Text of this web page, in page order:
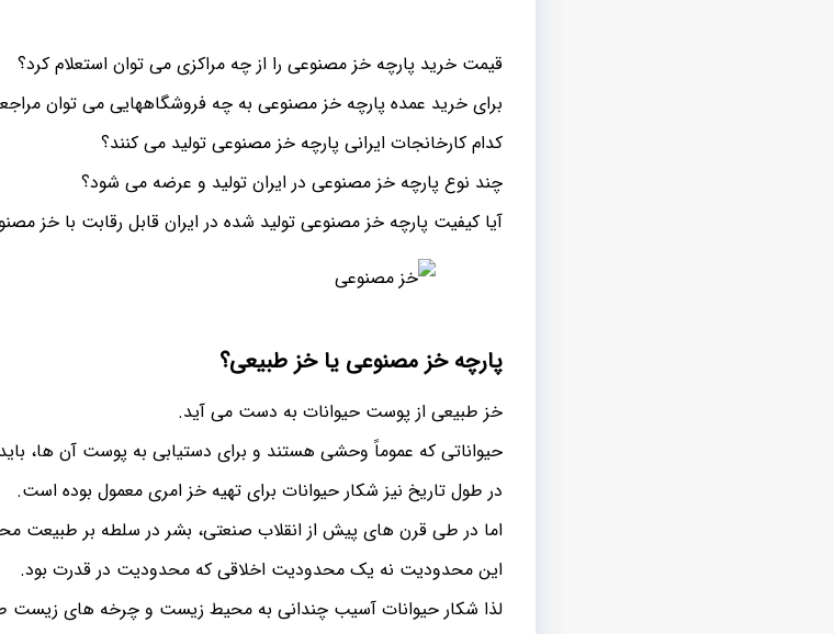
قیمت خرید پارچه خز مصنوعی را از چه مراکزی می توان استعلام کرد؟
برای خرید عمده پارچه خز مصنوعی به چه فروشگاههایی می توان
کدام کارخانجات ایرانی پارچه خز مصنوعی تولید می کنند؟
چند نوع پارچه خز مصنوعی در ایران تولید و عرضه می شود؟
آیا کیفیت پارچه خز مصنوعی تولید شده در ایران قابل رقابت با خز
پارچه خز مصنوعی یا خز طبیعی؟
خز طبیعی از پوست حیوانات به دست می آید.
حیواناتی که عموماً وحشی هستند و برای دستیابی به پوست آن ها،
در طول تاریخ نیز شکار حیوانات برای تهیه خز امری معمول بوده است.
اما در طی قرن های پیش از انقلاب صنعتی، بشر در سلطه بر طبیعت
این محدودیت نه یک محدودیت اخلاقی که محدودیت در قدرت بود.
لذا شکار حیوانات آسیب چندانی به محیط زیست و چرخه های زیست